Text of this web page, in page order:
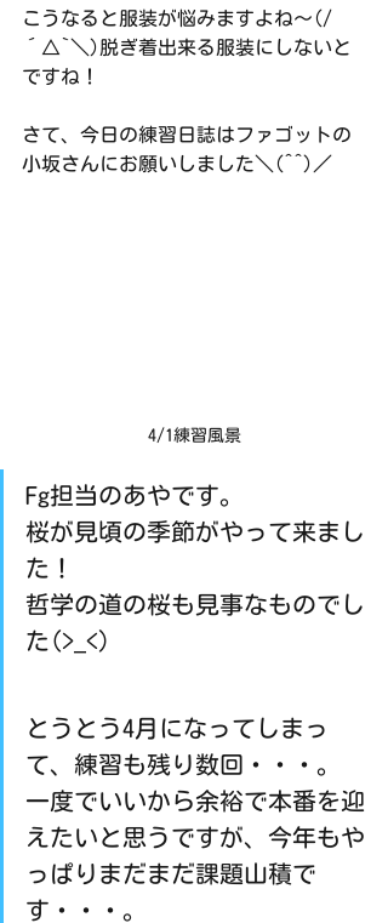
こうなると服装が悩みますよね～(/
´△`＼)脱ぎ着出来る服装にしないと
ですね！
さて、今日の練習日誌はファゴットの
小坂さんにお願いしました＼(^^)／
4/1練習風景
Fg担当のあやです。
桜が見頃の季節がやって来まし
た！
哲学の道の桜も見事なものでし
た(>_<)
とうとう4月になってしまっ
て、練習も残り数回・・・。
一度でいいから余裕で本番を迎
えたいと思うですが、今年もや
っぱりまだまだ課題山積で
す・・・。